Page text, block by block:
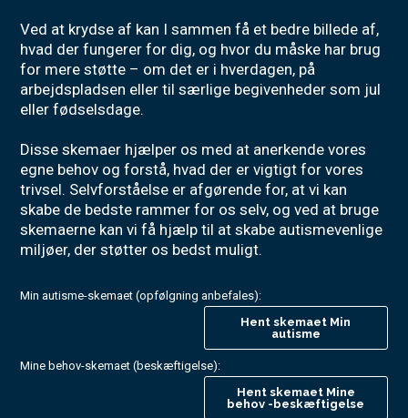
Ved at krydse af kan I sammen få et bedre billede af,
hvad der fungerer for dig, og hvor du måske har brug
for mere støtte – om det er i hverdagen, på
arbejdspladsen eller til særlige begivenheder som jul
eller fødselsdage.
Disse skemaer hjælper os med at anerkende vores
egne behov og forstå, hvad der er vigtigt for vores
trivsel. Selvforståelse er afgørende for, at vi kan
skabe de bedste rammer for os selv, og ved at bruge
skemaerne kan vi få hjælp til at skabe autismevenlige
miljøer, der støtter os bedst muligt.
Min autisme-skemaet (opfølgning anbefales):
Hent skemaet Min
autisme
Mine behov-skemaet (beskæftigelse):
Hent skemaet Mine
behov -beskæftigelse